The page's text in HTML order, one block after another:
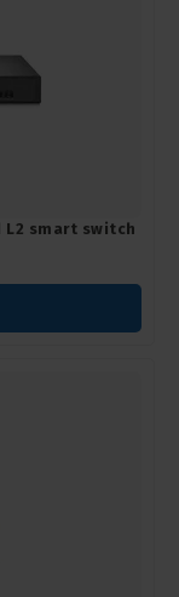
smart switch